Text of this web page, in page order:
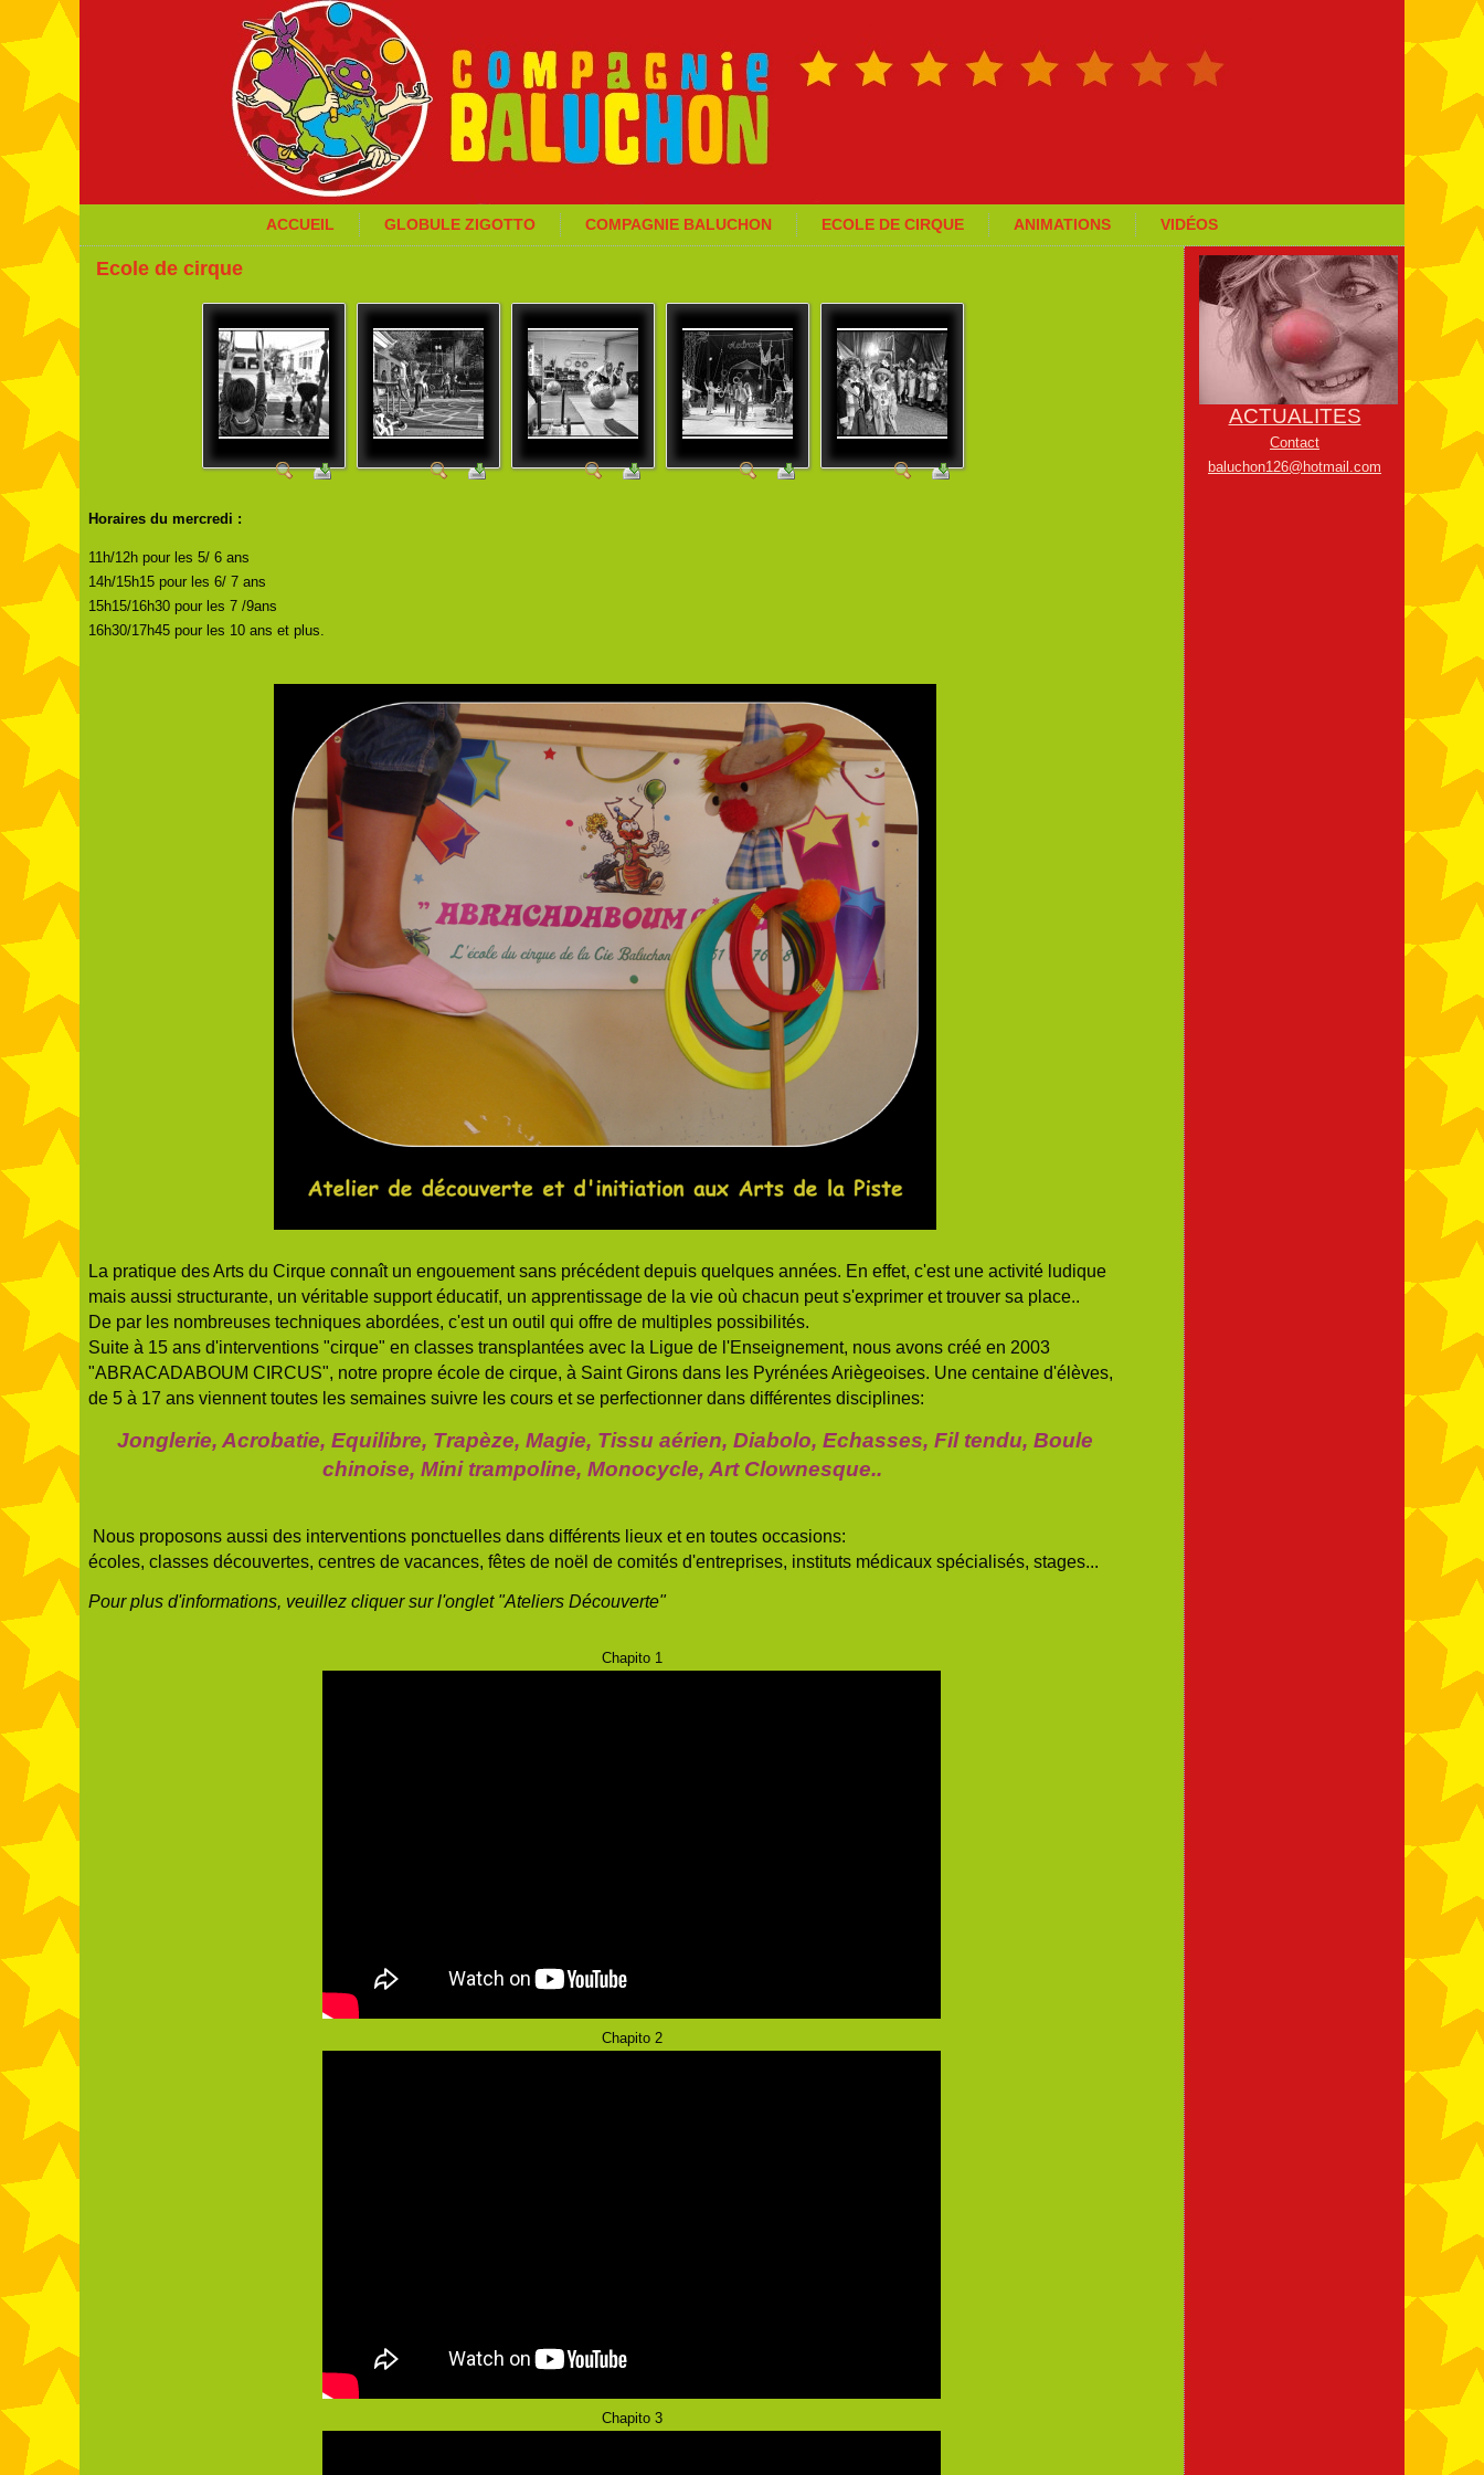
ACCUEIL GLOBULE ZIGOTTO COMPAGNIE BALUCHON ECOLE DE CIRQUE ANIMATIONS VIDÉOS
Ecole de cirque
Horaires du mercredi :
11h/12h pour les 5/ 6 ans
14h/15h15 pour les 6/ 7 ans
15h15/16h30 pour les 7 /9ans
16h30/17h45 pour les 10 ans et plus.
La pratique des Arts du Cirque connaît un engouement sans précédent depuis quelques années. En effet, c'est une activité ludique
mais aussi structurante, un véritable support éducatif, un apprentissage de la vie où chacun peut s'exprimer et trouver sa place..
De par les nombreuses techniques abordées, c'est un outil qui offre de multiples possibilités.
Suite à 15 ans d'interventions "cirque" en classes transplantées avec la Ligue de l'Enseignement, nous avons créé en 2003
"ABRACADABOUM CIRCUS", notre propre école de cirque, à Saint Girons dans les Pyrénées Ariègeoises. Une centaine d'élèves,
de 5 à 17 ans viennent toutes les semaines suivre les cours et se perfectionner dans différentes disciplines:
Jonglerie, Acrobatie, Equilibre, Trapèze, Magie, Tissu aérien, Diabolo, Echasses, Fil tendu, Boule
chinoise, Mini trampoline, Monocycle, Art Clownesque..
Nous proposons aussi des interventions ponctuelles dans différents lieux et en toutes occasions:
écoles, classes découvertes, centres de vacances, fêtes de noël de comités d'entreprises, instituts médicaux spécialisés, stages...
Pour plus d'informations, veuillez cliquer sur l'onglet "Ateliers Découverte"
Chapito 1
Chapito 2
Chapito 3
ACTUALITES
Contact
baluchon126@hotmail.com